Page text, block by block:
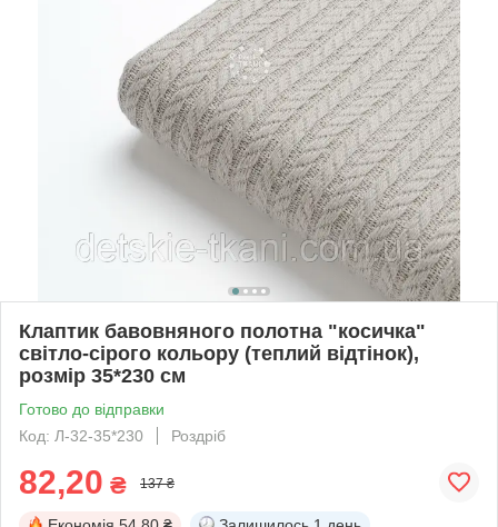
Клаптик бавовняного полотна "косичка"
світло-сірого кольору (теплий відтінок),
розмір 35*230 см
Готово до відправки
Код: Л-32-35*230
Роздріб
82,20 ₴ 137 ₴